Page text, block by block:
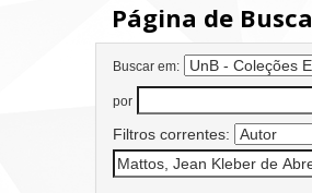
Página de Busca
Buscar em:
por
Filtros correntes: